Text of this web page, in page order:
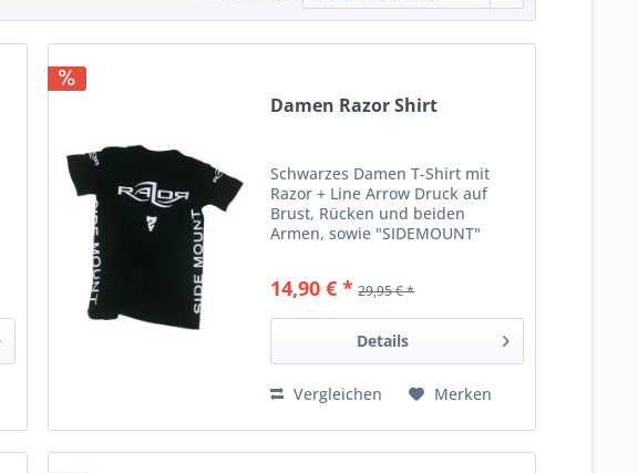
Damen Razor Shirt
Schwarzes Damen T-Shirt mit
Razor + Line Arrow Druck auf
Brust, Rücken und beiden
Armen, sowie "SIDEMOUNT"
Dies ist ein Artikel der Marke
RAZOR Razor Go Side Mount...
14,90 € * 29,95 € *
Details
Vergleichen Merken